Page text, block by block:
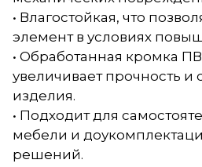
• Влагостойкая, что
элемент в условиях
• Обработанная кромка
увеличивает прочность и
изделия.
• Подходит для
мебели и
решений.